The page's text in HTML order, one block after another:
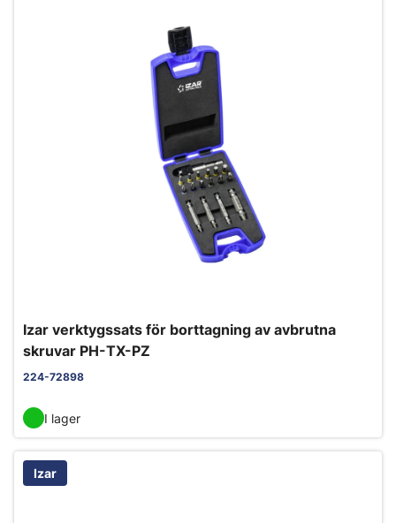
Izar verktygssats för borttagning av avbrutna
skruvar PH-TX-PZ
224-72898
I lager
Izar